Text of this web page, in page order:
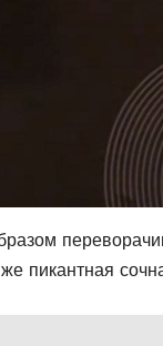
пикантная